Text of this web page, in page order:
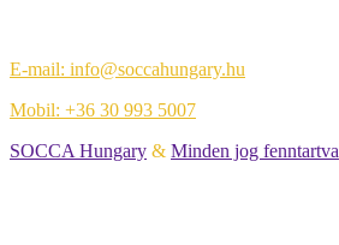
E-mail: info@soccahungary.hu
Mobil: +36 30 993 5007
SOCCA Hungary & Minden jog fenntartva